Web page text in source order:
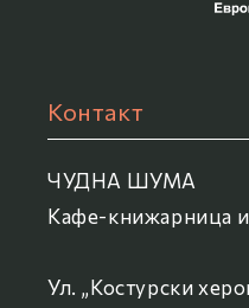
Контакт
ЧУДНА ШУМА
Кафе-книжарница и
Ул. „Костурски